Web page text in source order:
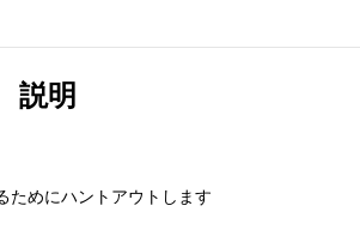
説明
ためにハントアウトします